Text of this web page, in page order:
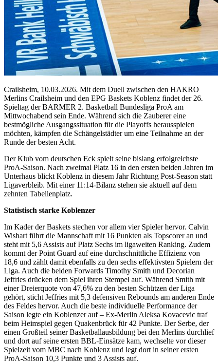
Crailsheim, 10.03.2026. Mit dem Duell zwischen den HAKRO
Merlins Crailsheim und den EPG Baskets Koblenz findet der 26.
Spieltag der BARMER 2. Basketball Bundesliga ProA am
Mittwochabend sein Ende. Während sich die Zauberer eine
bestmögliche Ausgangssituation für die Playoffs herausspielen
möchten, kämpfen die Schängelstädter um eine Teilnahme an der
Runde der besten Acht.
Der Klub vom deutschen Eck spielt seine bislang erfolgreichste
ProA-Saison. Nach zweimal Platz 16 in den ersten beiden Jahren im
Unterhaus blickt Koblenz in diesem Jahr Richtung Post-Season statt
Ligaverbleib. Mit einer 11:14-Bilanz stehen sie aktuell auf dem
zehnten Tabellenplatz.
Statistisch starke Koblenzer
Im Kader der Baskets stechen vor allem vier Spieler hervor. Calvin
Wishart führt die Mannschaft mit 16 Punkten als Topscorer an und
steht mit 5,6 Assists auf Platz Sechs im ligaweiten Ranking. Zudem
kommt der Point Guard auf eine durchschnittliche Effizienz von
18,6 und zählt damit ebenfalls zu den sechs effektivsten Spielern der
Liga. Auch die beiden Forwards Timothy Smith und Decorian
Jeffries drücken dem Spiel ihren Stempel auf. Während Smith mit
einer Dreierquote von 47,6% zu den besten Schützen der Liga
gehört, sticht Jeffries mit 5,3 defensiven Rebounds am anderen Ende
des Feldes hervor. Auch die beste individuelle Performance der
Saison legte ein Koblenzer auf – Ex-Merlin Aleksa Kovacevic traf
beim Heimspiel gegen Quakenbrück für 42 Punkte. Der Serbe, der
einen Großteil seiner Basketballausbildung bei den Merlins durchlief
und dort auf seine ersten BBL-Einsätze kam, wechselte vor dieser
Spielzeit vom MBC nach Koblenz und legt dort in seiner ersten
ProA-Saison 10,3 Punkte und 3 Assists auf.